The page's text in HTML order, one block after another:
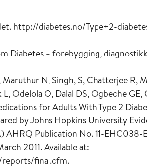
http://diabetes.no/Type+2-
Diabetes – forebygging,
N, Singh, S, Chatterjee R,
Odelola O, Dalal DS, Ogbeche
for Adults With Type 2
by Johns Hopkins University
Publication No. 11-EHC038-
2011. Available at:
reports/final.cfm.